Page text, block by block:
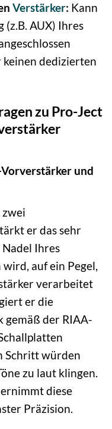
Verstärker: Kann
(z.B. AUX) Ihres
keinen dedizierten
zu Pro-Ject
und
er das sehr
Nadel Ihres
auf ein Pegel,
verarbeitet
er die
gemäß der RIAA-
Schritt würden
zu laut klingen.
diese
Präzision.